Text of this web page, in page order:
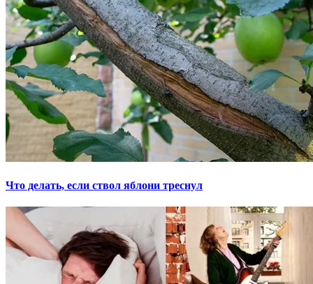
Что делать, если ствол яблони треснул